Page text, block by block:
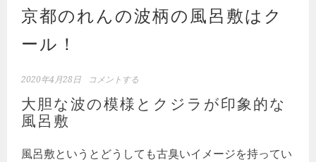
京都のれんの波柄の風呂敷はク
ール！
2020年4月28日 コメントする
大胆な波の模様とクジラが印象的な
風呂敷
風呂敷というとどうしても古臭いイメージを持ってい